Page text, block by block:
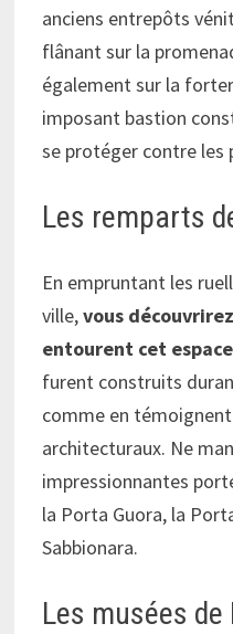
anciens entrepôts
flânant sur la
également sur la
imposant bastion
se protéger contre les
Les remparts
En empruntant les
ville,vous
entourent cet
furent construits
comme en
architecturaux. Ne
impressionnantes
la Porta Guora, la
Sabbionara.
Les musées